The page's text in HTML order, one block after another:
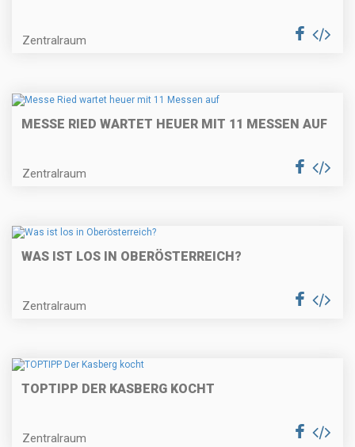
Zentralraum
MESSE RIED WARTET HEUER MIT 11 MESSEN AUF
Zentralraum
WAS IST LOS IN OBERÖSTERREICH?
Zentralraum
TOPTIPP DER KASBERG KOCHT
Zentralraum